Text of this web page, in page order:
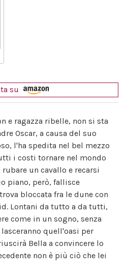
su
e ragazza ribelle, non si sta
Oscar, a causa del suo
l'ha spedita nel bel mezzo
i costi tornare nel mondo
un cavallo e recarsi
piano, però, fallisce
bloccata fra le dune con
Lontani da tutto a da tutti,
come in un sogno, senza
quell'oasi per
Bella a convincere lo
non è più ciò che lei